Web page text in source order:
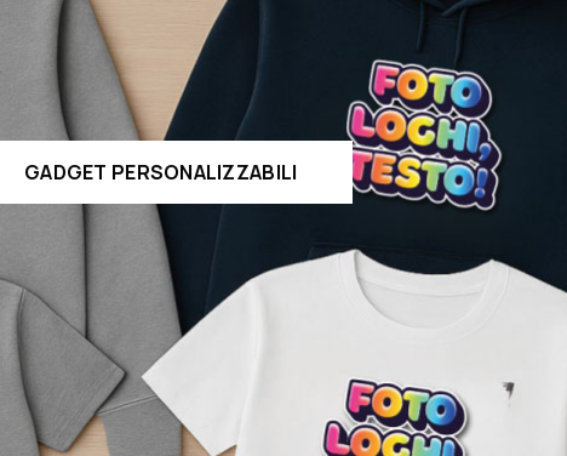
GADGET PERSONALIZZABILI